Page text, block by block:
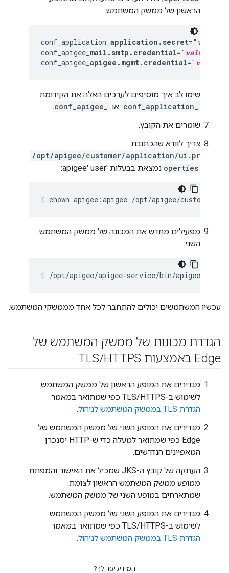
הראשון של ממשק המשתמש:
conf_application_ application.secret=" value"
conf_apigee_ mail.smtp.credential=" value"
conf_apigee_ apigee.mgmt.credential=" value"
שימו לב איך מוסיפים לערכים האלה את הקידומת
conf_application_ או conf_apigee_
.
שומרים את הקובץ.
צריך לוודא שהכתובת
/opt/apigee/customer/application/ui.pr
operties נמצאת בבעלות 'apigee' user:
chown apigee:apigee /opt/apigee/customer/
מפעילים מחדש את המכונה של ממשק המשתמש
השני:
/opt/apigee/apigee-service/bin/apigee-
עכשיו המשתמשים יכולים להתחבר לכל אחד מממשקי המשתמש.
הגדרת מכונות של ממשק המשתמש של
Edge באמצעות TLS
/HTTPS
מגדירים את המופע הראשון של ממשק המשתמש
לשימוש ב-TLS/HTTPS כפי שמתואר במאמר
הגדרת TLS בממשק המשתמש לניהול
.
מגדירים את המופע השני של ממשק המשתמש של
Edge כפי שמתואר למעלה כדי ש-HTTP יסנכרן
המאפיינים הנדרשים.
העתקה של קובץ ה-JKS שמכיל את האישור והמפתח
ממופע ממשק המשתמש הראשון לצומת.
שמתארחים במופע השני של ממשק המשתמש.
מגדירים את המופע השני של ממשק המשתמש
לשימוש ב-TLS/HTTPS כפי שמתואר במאמר
הגדרת TLS בממשק המשתמש לניהול
.
המידע עזר לך?